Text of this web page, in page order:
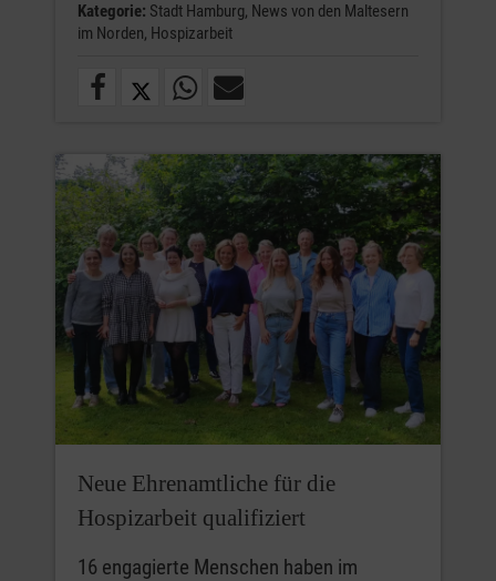
Kategorie: Stadt Hamburg, News von den Maltesern
im Norden, Hospizarbeit
Neue Ehrenamtliche für die
Hospizarbeit qualifiziert
16 engagierte Menschen haben im